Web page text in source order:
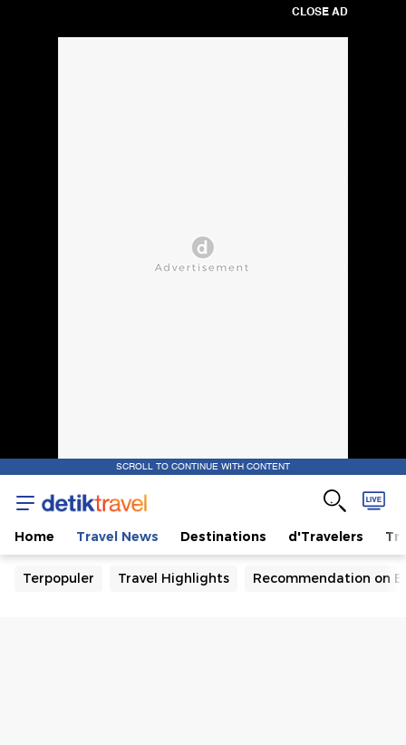
CLOSE AD
SCROLL TO CONTINUE WITH CONTENT
Home Travel News Destinations d'Travelers
Terpopuler Travel Highlights Recommendation on